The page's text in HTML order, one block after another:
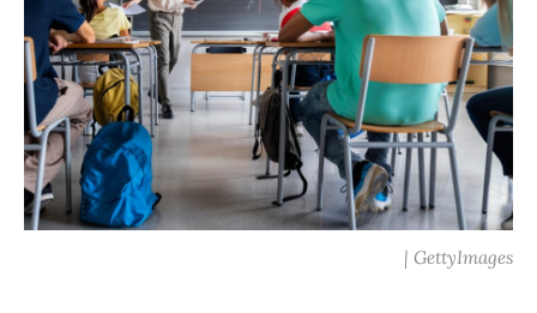
| GettyImages